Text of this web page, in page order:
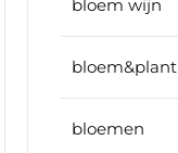
bloem wijn
bloem&plant
bloemen